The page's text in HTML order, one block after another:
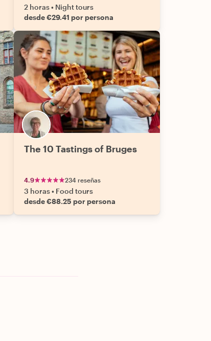
2 horas• Night tours
desde €29.41 por persona
The 10 Tastings of Bruges
4.9 234 reseñas
3 horas• Food tours
desde €88.25 por persona